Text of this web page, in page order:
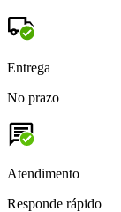
Entrega
No prazo
Atendimento
Responde rápido